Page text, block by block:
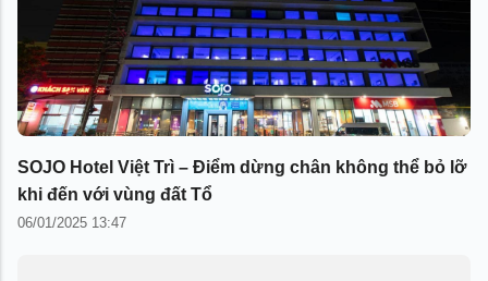
SOJO Hotel Việt Trì – Điểm dừng chân không thể bỏ lỡ
khi đến với vùng đất Tổ
06/01/2025 13:47